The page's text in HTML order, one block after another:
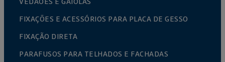
FIXAÇÕES E ACESSÓRIOS PARA PLACA DE GESSO
FIXAÇÃO DIRETA
PARAFUSOS PARA TELHADOS E FACHADAS